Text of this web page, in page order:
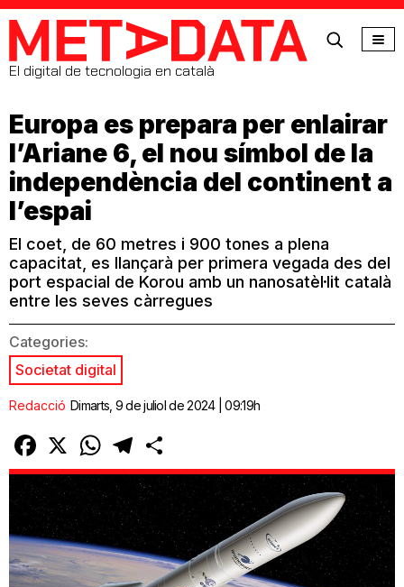
MetaData
El digital de tecnologia en català
Europa es prepara per enlairar
l’Ariane 6, el nou símbol de la
independència del continent a
l’espai
El coet, de 60 metres i 900 tones a plena
capacitat, es llançarà per primera vegada des del
port espacial de Korou amb un nanosatèl·lit català
entre les seves càrregues
Categories:
Societat digital
Redacció Dimarts, 9 de juliol de 2024 | 09:19h
Facebook
X WhatsAppTelegram